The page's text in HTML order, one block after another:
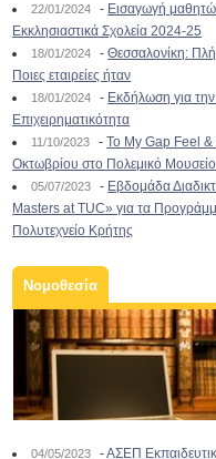
22/01/2024 - Εισαγωγή
Εκκλησιαστικά Σχολεία 2024-25
18/01/2024 -Θεσσαλονίκη:
Ποιες εταιρείες ήταν
18/01/2024 - Εκδήλωση για
Επιχειρηματικότητα
11/10/2023 -To My Gap Feel &
Οκτωβρίου στο Πολεμικό
05/07/2023 - Εβδομάδα
Masters at TUC» για τα
Πολυτεχνείο Κρήτης
Νομοθεσία
04/05/2023 -ΑΣΕΠ